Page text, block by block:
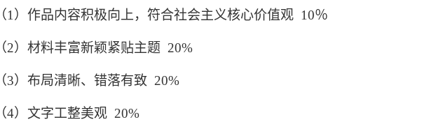
1 ）作品内容积极向上，符合社会主义核心价值观 10％
2）材料丰富新颖紧贴主题 20%
3）布局清晰、错落有致 20%
4）文字工整美观 20%